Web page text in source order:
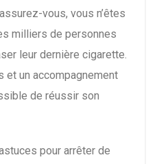
vous, vous n’êtes
milliers de personnes
leur dernière cigarette.
et un accompagnement
de réussir son
pour arrêter de